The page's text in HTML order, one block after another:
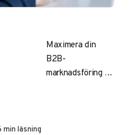
Maximera din
B2B-
marknadsföring på
min läsning